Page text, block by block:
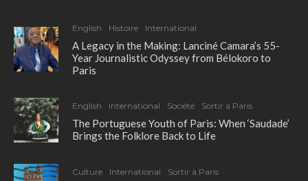
English Histoire International
A Legacy in the Making: Lanciné Camara’s 55-
Year Journalistic Odyssey from Bélokoro to
Paris
English International Société Sortir à Paris
The Portuguese Youth of Paris: When ‘Saudade’
Brings the Folklore Back to Life
Culture International Sortir à Paris